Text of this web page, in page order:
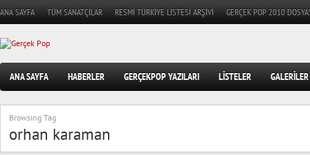
ANA SAYFA TÜM SANATÇILAR RESMI TÜRKIYE LISTESI ARŞIVI GERÇEK POP 2010
ANA SAYFA HABERLER GERÇEKPOP YAZILARI LISTELER GALERILER
Browsing Tag
orhan karaman